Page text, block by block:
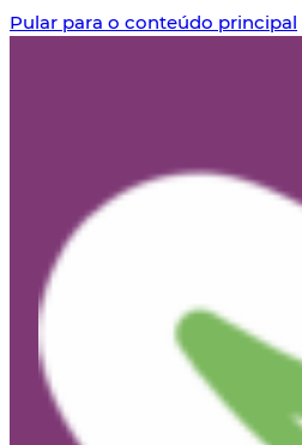
Pular para o conteúdo principal